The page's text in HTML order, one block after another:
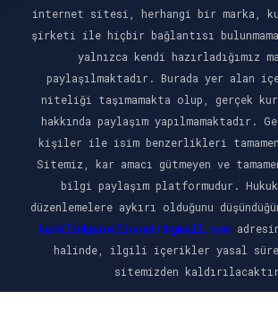
internet sitesi, herhangi bir marka,
şirketi ile hiçbir bağlantısı
yalnızca kendi hazırladığımız
paylaşılmaktadır. Burada yer alan
niteliği taşımamakta olup, gerçek
hakkında paylaşım yapılmamaktadır.
kişiler ile isim benzerlikleri
Sitemiz, kar amacı gütmeyen ve
bilgi paylaşım platformudur.
düzenlemelere aykırı olduğunu
backlinkpanelicomtr@gmail.com
halinde, ilgili içerikler yasal
sitemizden